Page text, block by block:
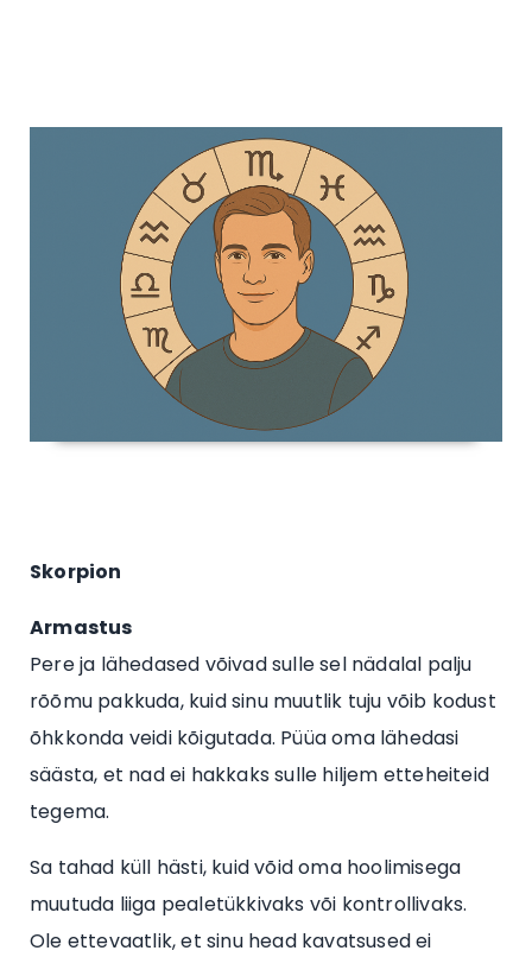
Skorpion
Armastus
Pere ja lähedased võivad sulle sel nädalal palju
rõõmu pakkuda, kuid sinu muutlik tuju võib kodust
õhkkonda veidi kõigutada. Püüa oma lähedasi
säästa, et nad ei hakkaks sulle hiljem etteheiteid
tegema.
Sa tahad küll hästi, kuid võid oma hoolimisega
muutuda liiga pealetükkivaks või kontrollivaks.
Ole ettevaatlik, et sinu head kavatsused ei